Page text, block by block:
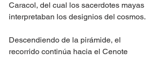
Caracol, del cual los sacerdotes mayas
interpretaban los designios del cosmos.
Descendiendo de la pirámide, el
recorrido continúa hacia el Cenote